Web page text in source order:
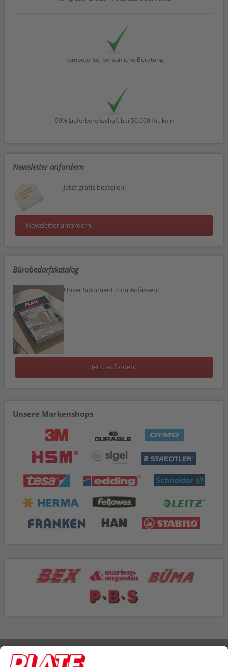
kompetente, persönliche Beratung
99% Lieferbereitschaft bei 50.000 Artikeln
Newsletter anfordern
Jetzt gratis bestellen!
Newsletter anfordern
Bürobedarfskatalog
Unser Sortiment zum Anfassen!
Jetzt anfordern
Unsere Markenshops
Rufen Sie uns an 04298 401-0